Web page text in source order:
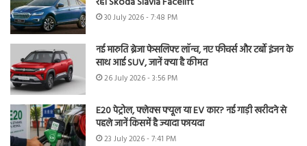
30 July 2026 - 7:48 PM
नई मारुति ब्रेजा फेसलिफ्ट लॉन्च, नए फीचर्स और टर्बो इंजन के
साथ आई SUV, जानें क्या है कीमत
26 July 2026 - 3:56 PM
E20 पेट्रोल, फ्लेक्स फ्यूल या EV कार? नई गाड़ी खरीदने से
पहले जानें किसमें है ज्यादा फायदा
23 July 2026 - 7:41 PM